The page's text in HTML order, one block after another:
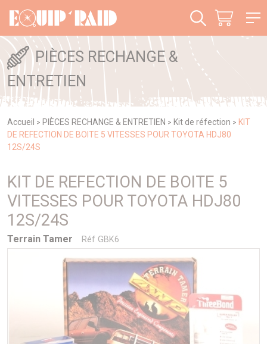
PIÈCES RECHANGE &
ENTRETIEN
Accueil > PIÈCES RECHANGE & ENTRETIEN > Kit de réfection > KIT
DE REFECTION DE BOITE 5 VITESSES POUR TOYOTA HDJ80
12S/24S
KIT DE REFECTION DE BOITE 5
VITESSES POUR TOYOTA HDJ80
12S/24S
Terrain Tamer Réf GBK6
Panneau de gestion des cookies